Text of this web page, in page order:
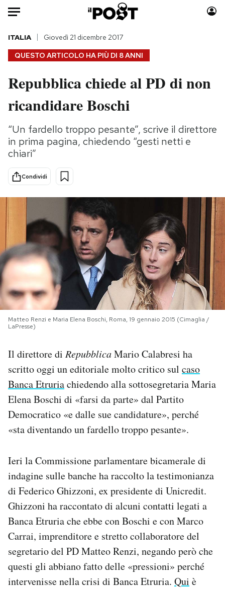
Auto
HOME
Italia
Politica
Tecnologia
Internet
Scienza
Cultura
Economia
Moda
Consumismi
Storie/Idee
Ok Boomer!
Mondiali calcio 2026
PODCAST
NEWSLETTER
I MIEI PREFERITI
CALENDARIO
AREA PERSONALE
Area Personale
Notifiche mobile
Regala il Post
QUESTO ARTICOLO HA PIÙ DI 8 ANNI
ITALIA Giovedì 21 dicembre 2017
Repubblica chiede al PD di non
ricandidare Boschi
“Un fardello troppo pesante”, scrive il direttore
in prima pagina, chiedendo “gesti netti e
chiari”
Condividi
Matteo Renzi e Maria Elena Boschi, Roma, 19 gennaio 2015 (Cimaglia /
LaPresse)
Il direttore di RepubblicaMario Calabresi ha
scritto oggi un editoriale molto critico sul caso
Banca Etruriachiedendo alla sottosegretaria Maria
Elena Boschi di «farsi da parte» dal Partito
Democratico «e dalle sue candidature», perché
«sta diventando un fardello troppo pesante».
Ieri la Commissione parlamentare bicamerale di
indagine sulle banche ha raccolto la testimonianza
di Federico Ghizzoni, ex presidente di Unicredit.
Ghizzoni ha raccontato di alcuni contatti legati a
Banca Etruria che ebbe con Boschi e con Marco
Carrai, imprenditore e stretto collaboratore del
segretario del PD Matteo Renzi, negando però che
questi gli abbiano fatto delle «pressioni» perché
intervenisse nella crisi di Banca Etruria. Qui è